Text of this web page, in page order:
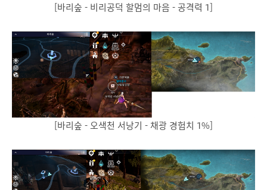
[바리숲 - 비리공덕 할멈의 마음 - 공격력 1]
[바리숲 - 오색천 서낭기 - 채광 경험치 1%]